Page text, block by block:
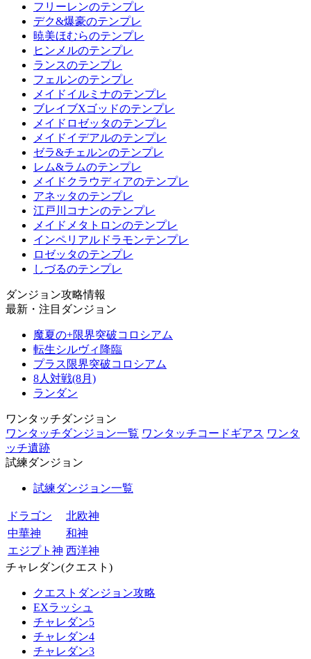
フリーレンのテンプレ
デク&爆豪のテンプレ
暁美ほむらのテンプレ
ヒンメルのテンプレ
ランスのテンプレ
フェルンのテンプレ
メイドイルミナのテンプレ
ブレイブXゴッドのテンプレ
メイドロゼッタのテンプレ
メイドイデアルのテンプレ
ゼラ&チェルンのテンプレ
レム&ラムのテンプレ
メイドクラウディアのテンプレ
アネッタのテンプレ
江戸川コナンのテンプレ
メイドメタトロンのテンプレ
インペリアルドラモンテンプレ
ロゼッタのテンプレ
しづるのテンプレ
ダンジョン攻略情報
最新・注目ダンジョン
魔夏の+限界突破コロシアム
転生シルヴィ降臨
プラス限界突破コロシアム
8人対戦(8月)
ランダン
ワンタッチダンジョン
ワンタッチダンジョン一覧 ワンタッチコードギアス ワンタ
ッチ遺跡
試練ダンジョン
試練ダンジョン一覧
ドラゴン
北欧神
中華神
和神
エジプト神 西洋神
チャレダン(クエスト)
クエストダンジョン攻略
EXラッシュ
チャレダン5
チャレダン4
チャレダン3